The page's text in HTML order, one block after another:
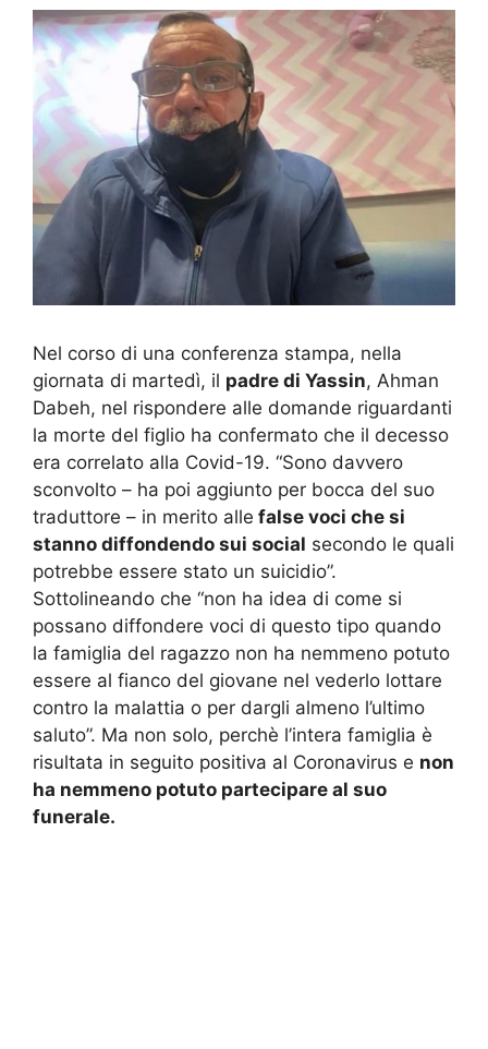
Nel corso di una conferenza stampa, nella
giornata di martedì, il padre di Yassin, Ahman
Dabeh, nel rispondere alle domande riguardanti
la morte del figlio ha confermato che il decesso
era correlato alla Covid-19. “Sono davvero
sconvolto – ha poi aggiunto per bocca del suo
traduttore – in merito alle false voci che si
stanno diffondendo sui social secondo le quali
potrebbe essere stato un suicidio”.
Sottolineando che “non ha idea di come si
possano diffondere voci di questo tipo quando
la famiglia del ragazzo non ha nemmeno potuto
essere al fianco del giovane nel vederlo lottare
contro la malattia o per dargli almeno l’ultimo
saluto”. Ma non solo, perchè l’intera famiglia è
risultata in seguito positiva al Coronavirus e non
ha nemmeno potuto partecipare al suo
funerale.